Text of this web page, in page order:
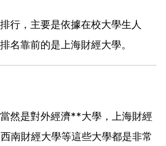
行，主要是依據在校大學生人
名靠前的是上海財經大學。
然是對外經濟**大學，上海財經
南財經大學等這些大學都是非常